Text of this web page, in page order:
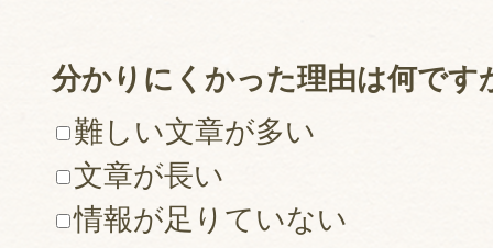
分かりにくかった理由は何です
難しい文章が多い
文章が長い
情報が足りていない